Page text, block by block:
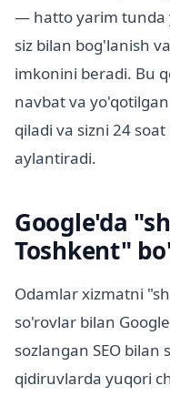
— hatto yarim tunda
siz bilan bog'lanish
imkonini beradi. Bu
navbat va
qiladi va sizni 24
aylantiradi.
Google'da
Toshkent"
Odamlar xizmatni
so'rovlar bilan
sozlangan SEO bilan
qidiruvlarda yuqori